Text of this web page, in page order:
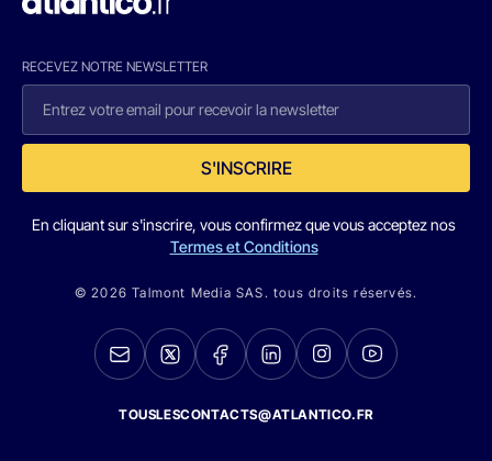
RECEVEZ NOTRE NEWSLETTER
S'INSCRIRE
En cliquant sur s'inscrire, vous confirmez que vous acceptez nos
Termes et Conditions
© 2026 Talmont Media SAS. tous droits réservés.
TOUSLESCONTACTS@ATLANTICO.FR